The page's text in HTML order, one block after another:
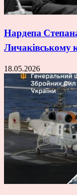
Нардепа
Личаківському
18.05.2026